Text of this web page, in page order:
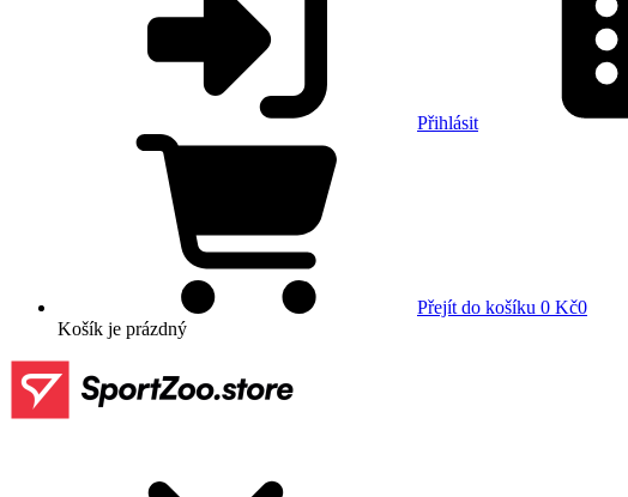
Přihlásit
Přejít do košíku 0 Kč0
Košík je prázdný